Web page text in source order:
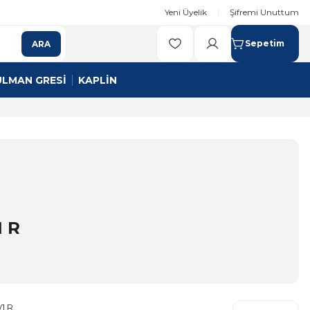
Yeni Üyelik Şifremi Unuttum
ARA Sepetim
GRESİ KAPLİN
R
R